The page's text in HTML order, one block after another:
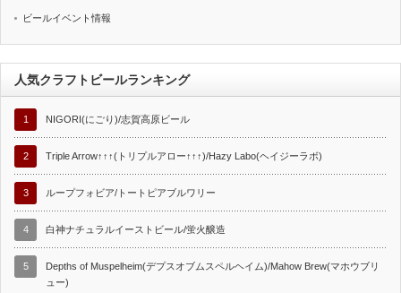
ビールイベント情報
人気クラフトビールランキング
1 NIGORI(にごり)/志賀高原ビール
2 Triple Arrow↑↑↑(トリプルアロー↑↑↑)/Hazy Labo(ヘイジーラボ)
3 ループフォビア/トートピアブルワリー
4 白神ナチュラルイーストビール/蛍火醸造
5
Depths of Muspelheim(デプスオブムスペルヘイム)/Mahow Brew(マホウブリ
ュー)